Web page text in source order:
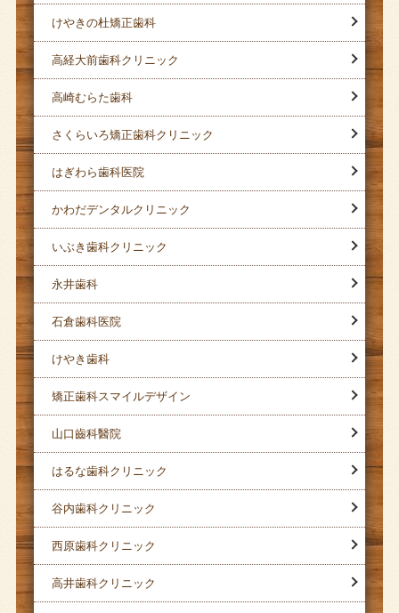
けやきの杜矯正歯科
高経大前歯科クリニック
高崎むらた歯科
さくらいろ矯正歯科クリニック
はぎわら歯科医院
かわだデンタルクリニック
いぶき歯科クリニック
永井歯科
石倉歯科医院
けやき歯科
矯正歯科スマイルデザイン
山口齒科醫院
はるな歯科クリニック
谷内歯科クリニック
西原歯科クリニック
高井歯科クリニック